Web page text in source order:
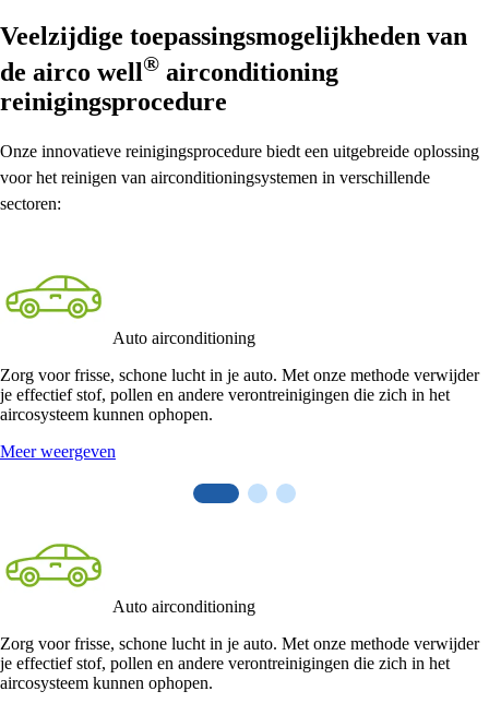
Veelzijdige toepassingsmogelijkheden van
de airco well® airconditioning
reinigingsprocedure
Onze innovatieve reinigingsprocedure biedt een uitgebreide oplossing
voor het reinigen van airconditioningsystemen in verschillende
sectoren:
Auto airconditioning
Zorg voor frisse, schone lucht in je auto. Met onze methode verwijder
je effectief stof, pollen en andere verontreinigingen die zich in het
aircosysteem kunnen ophopen.
Meer weergeven
Auto airconditioning
Zorg voor frisse, schone lucht in je auto. Met onze methode verwijder
je effectief stof, pollen en andere verontreinigingen die zich in het
aircosysteem kunnen ophopen.